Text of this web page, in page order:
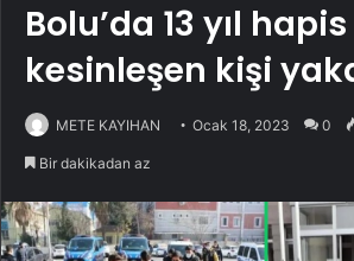
Bolu’da 13 yıl hapis
kesinleşen kişi
METE KAYIHAN Ocak 18, 2023 0
Bir dakikadan az